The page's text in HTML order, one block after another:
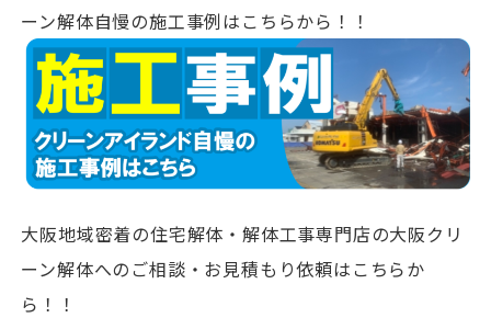
ーン解体自慢の施工事例はこちらから！！
大阪地域密着の住宅解体・解体工事専門店の大阪クリ
ーン解体へのご相談・お見積もり依頼はこちらか
ら！！